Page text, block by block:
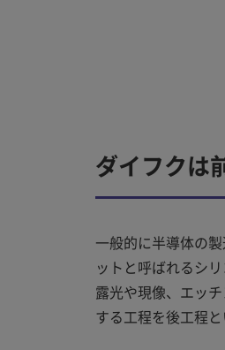
ダイフクは
一般的に半導体の
ットと呼ばれるシ
露光や現像、エッ
する工程を後工程と